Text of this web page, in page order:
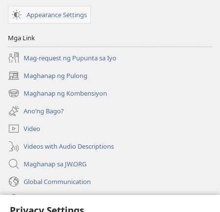
Appearance Settings
Mga Link
Mag-request ng Pupunta sa Iyo
Maghanap ng Pulong
(may
bubukas
na
bagong
window)
Maghanap ng Kombensiyon
(may
bubukas
na
bagong
window)
Ano’ng Bago?
Video
Videos with Audio Descriptions
Maghanap sa JW.ORG
Global Communication